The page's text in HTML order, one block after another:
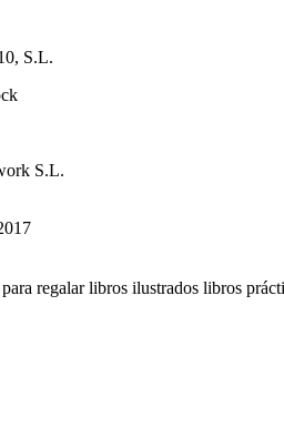
S.L.
S.L.
regalarlibros ilustrados libros